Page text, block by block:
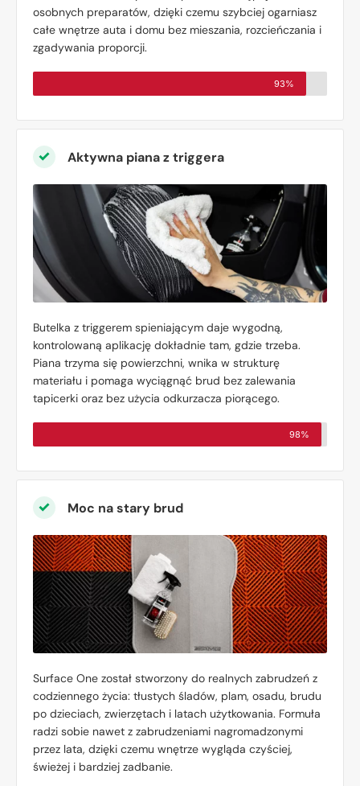
osobnych preparatów, dzięki czemu szybciej ogarniasz
całe wnętrze auta i domu bez mieszania, rozcieńczania i
zgadywania proporcji.
93%
Aktywna piana z triggera
Butelka z triggerem spieniającym daje wygodną,
kontrolowaną aplikację dokładnie tam, gdzie trzeba.
Piana trzyma się powierzchni, wnika w strukturę
materiału i pomaga wyciągnąć brud bez zalewania
tapicerki oraz bez użycia odkurzacza piorącego.
98%
Moc na stary brud
Surface One został stworzony do realnych zabrudzeń z
codziennego życia: tłustych śladów, plam, osadu, brudu
po dzieciach, zwierzętach i latach użytkowania. Formuła
radzi sobie nawet z zabrudzeniami nagromadzonymi
przez lata, dzięki czemu wnętrze wygląda czyściej,
świeżej i bardziej zadbanie.